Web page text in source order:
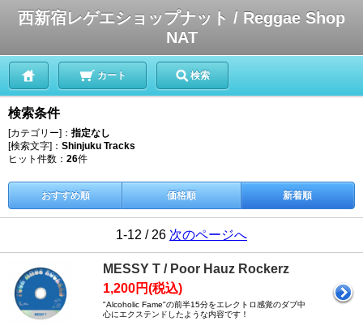
西新宿レゲエショップナット / Reggae Shop
NAT
カート 検索
検索条件
[カテゴリー]： 指定なし
[検索文字]： Shinjuku Tracks
ヒット件数： 26件
おすすめ順 価格順 新着順
1-12 / 26 次のページへ
MESSY T / Poor Hauz Rockerz
1,200円(税込)
"Alcoholic Fame"の前半15分をエレクトロ感覚のダブ中
心にエクステンドしたような内容です！